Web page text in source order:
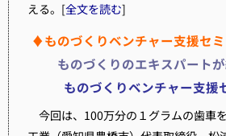
える。[全文を読む]
♦ものづくりベンチャー支援セ
ものづくりのエキスパート
ものづくりベンチャー支援
今回は、100万分の１グラムの歯車